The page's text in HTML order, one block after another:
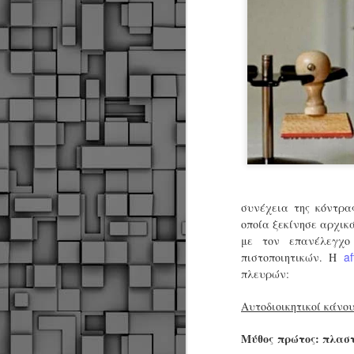
συνέχεια της
οποία ξεκίνησε
με τον
πιστοποιητικών. Η
πλευρών:
Αυτοδιοικητικοί
Μύθος πρώτος:
JUN
Δήμος Κοζάνης :